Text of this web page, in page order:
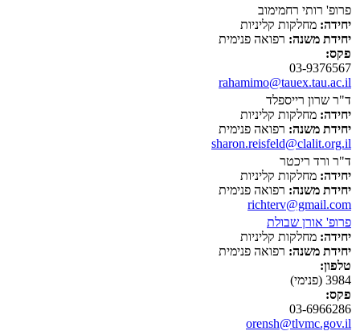
פרופ' רותי רחמימוב
יחידה: מחלקות קליניות
יחידת משנה: רפואה פנימית
פקס:
03-9376567
rahamimo@tauex.tau.ac.il
ד"ר שרון רייספלד
יחידה: מחלקות קליניות
יחידת משנה: רפואה פנימית
sharon.reisfeld@clalit.org.il
ד"ר ורד ריכטר
יחידה: מחלקות קליניות
יחידת משנה: רפואה פנימית
richterv@gmail.com
פרופ' אורן שבולת
יחידה: מחלקות קליניות
יחידת משנה: רפואה פנימית
טלפון:
3984 (פנימי)
פקס:
03-6966286
orensh@tlvmc.gov.il